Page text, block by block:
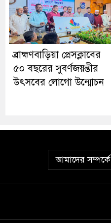
ব্রাহ্মণবাড়িয়া প্রেসক্লাবের
৫০ বছরের সুবর্ণজয়ন্তীর
উৎসবের লোগো উন্মোচন
আমাদের সম্পর্কে